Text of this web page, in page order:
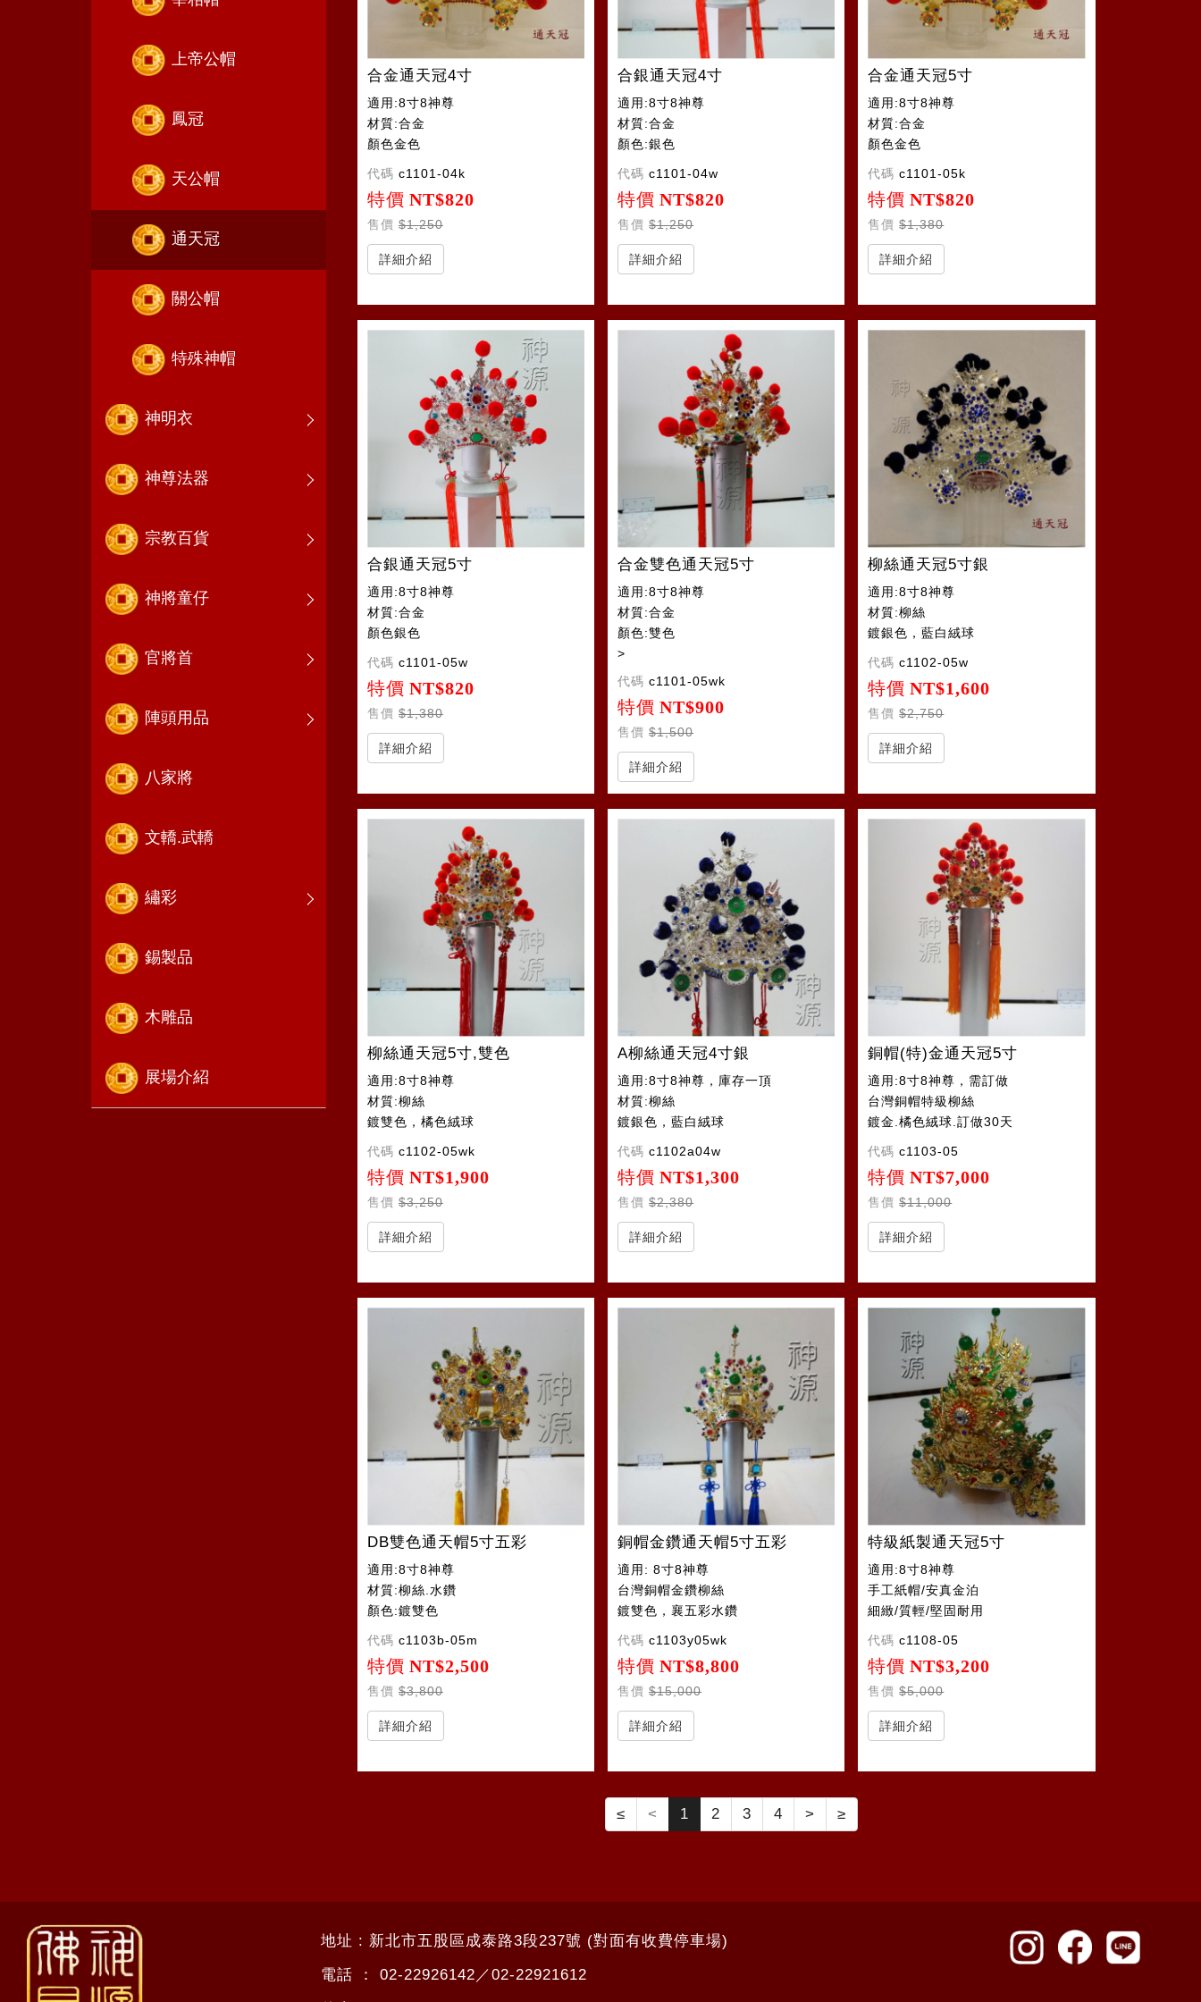
上帝公帽
鳳冠
天公帽
通天冠
關公帽
特殊神帽
神明衣
神尊法器
宗教百貨
神將童仔
官將首
陣頭用品
八家將
文轎.武轎
繡彩
錫製品
木雕品
展場介紹
合金通天冠4寸
適用:8寸8神尊
材質:合金
顏色金色
代碼 c1101-04k
特價 NT$820
售價 $1,250
詳細介紹
合銀通天冠4寸
適用:8寸8神尊
材質:合金
顏色:銀色
代碼 c1101-04w
特價 NT$820
售價 $1,250
詳細介紹
合金通天冠5寸
適用:8寸8神尊
材質:合金
顏色金色
代碼 c1101-05k
特價 NT$820
售價 $1,380
詳細介紹
合銀通天冠5寸
適用:8寸8神尊
材質:合金
顏色銀色
代碼 c1101-05w
特價 NT$820
售價 $1,380
詳細介紹
合金雙色通天冠5寸
適用:8寸8神尊
材質:合金
顏色:雙色
>
代碼 c1101-05wk
特價 NT$900
售價 $1,500
詳細介紹
柳絲通天冠5寸銀
適用:8寸8神尊
材質:柳絲
鍍銀色，藍白絨球
代碼 c1102-05w
特價 NT$1,600
售價 $2,750
詳細介紹
柳絲通天冠5寸,雙色
適用:8寸8神尊
材質:柳絲
鍍雙色，橘色絨球
代碼 c1102-05wk
特價 NT$1,900
售價 $3,250
詳細介紹
A柳絲通天冠4寸銀
適用:8寸8神尊，庫存一頂
材質:柳絲
鍍銀色，藍白絨球
代碼 c1102a04w
特價 NT$1,300
售價 $2,380
詳細介紹
銅帽(特)金通天冠5寸
適用:8寸8神尊，需訂做
台灣銅帽特級柳絲
鍍金.橘色絨球.訂做30天
代碼 c1103-05
特價 NT$7,000
售價 $11,000
詳細介紹
DB雙色通天帽5寸五彩
適用:8寸8神尊
材質:柳絲.水鑽
顏色:鍍雙色
代碼 c1103b-05m
特價 NT$2,500
售價 $3,800
詳細介紹
銅帽金鑽通天帽5寸五彩
適用: 8寸8神尊
台灣銅帽金鑽柳絲
鍍雙色，襄五彩水鑽
代碼 c1103y05wk
特價 NT$8,800
售價 $15,000
詳細介紹
特級紙製通天冠5寸
適用:8寸8神尊
手工紙帽/安真金泊
細緻/質輕/堅固耐用
代碼 c1108-05
特價 NT$3,200
售價 $5,000
詳細介紹
≤ < 1 2 3 4 > ≥
地址 : 新北市五股區成泰路3段237號 (對面有收費停車場)
電話 ： 02-22926142 ／02-22921612